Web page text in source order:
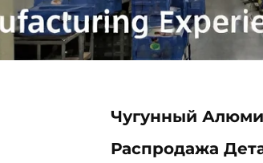
Чугунный
Распродажа